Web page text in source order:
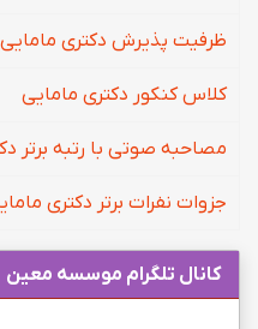
ظرفیت پذیرش دکتری مامایی
کلاس کنکور دکتری مامایی
مصاحبه صوتی با رتبه برتر
جزوات نفرات برتر دکتری
کانال تلگرام موسسه معین